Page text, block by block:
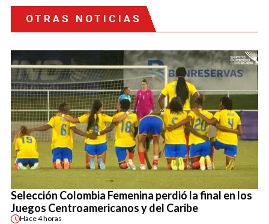
OTRAS NOTICIAS
Selección Colombia Femenina perdió la final en los
Juegos Centroamericanos y del Caribe
Hace4 horas